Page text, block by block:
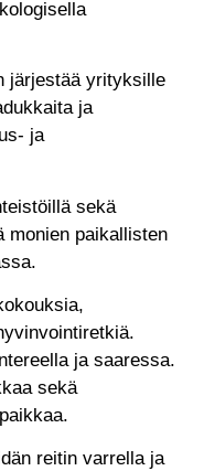
järjestää yrityksille
ja
ja
sekä
monien paikallisten
ja saaressa.
sekä
reitin varrella ja